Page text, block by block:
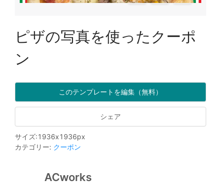
ピザの写真を使ったクーポ
ン
このテンプレートを編集（無料）
シェア
サイズ:1936x1936px
カテゴリー: クーポン
ACworks